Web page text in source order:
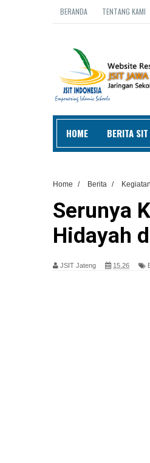
BERANDA TENTANG KAMI
HOME BERITA SIT
Home / Berita / Kegiatan
Serunya
Hidayah
JSIT Jateng 15.26